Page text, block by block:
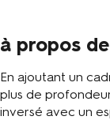
à propos
En ajoutant un
plus de
inversé avec un